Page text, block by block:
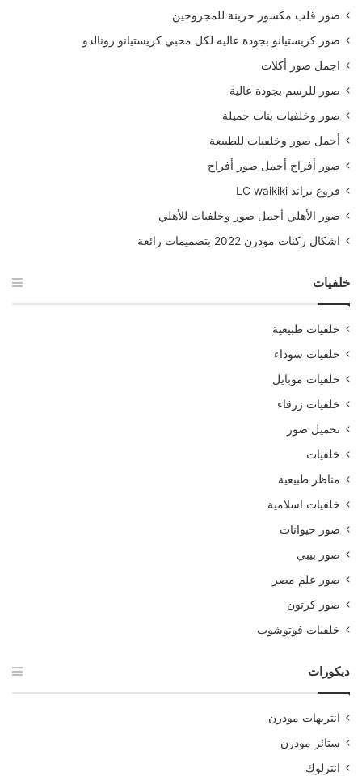
صور قلب مكسور حزينة للمجروحين
صور كريستيانو بجودة عاليه لكل محبي كريستيانو رونالدو
اجمل صور أكلات
صور للرسم بجودة عالية
صور وخلفيات بنات جميلة
أجمل صور وخلفيات للطبيعة
صور أفراح أجمل صور أفراح
فروع براند LC waikiki
صور الأهلي أجمل صور وخلفيات للأهلي
اشكال ركنات مودرن 2022 بتصميمات رائعة
خلفيات
خلفيات طبيعية
خلفيات سوداء
خلفيات موبايل
خلفيات زرقاء
تحميل صور
خلفيات
مناظر طبيعية
خلفيات اسلامية
صور حيوانات
صور بيبي
صور علم مصر
صور كرتون
خلفيات فوتوشوب
ديكورات
انتريهات مودرن
ستائر مودرن
انترلوك